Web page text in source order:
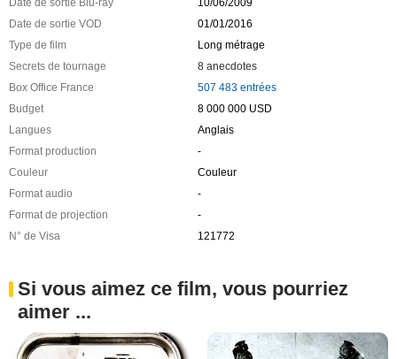
Date de sortie VOD
01/01/2016
Type de film
Long métrage
Secrets de tournage
8 anecdotes
Box Office France
507 483 entrées
Budget
8 000 000 USD
Langues
Anglais
Format production
-
Couleur
Couleur
Format audio
-
Format de projection
-
N° de Visa
121772
Si vous aimez ce film, vous pourriez
aimer ...